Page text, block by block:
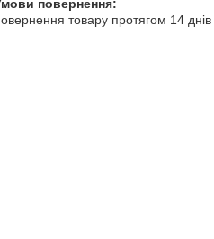
товару протягом 14 днів